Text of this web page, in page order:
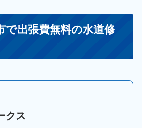
で出張費無料の水道修
クス